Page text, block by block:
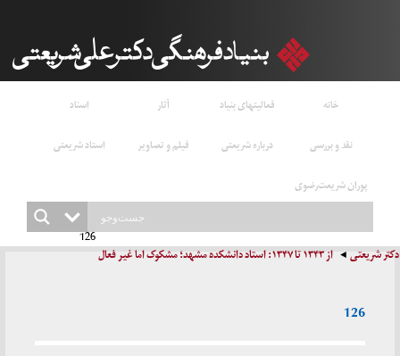
خانه فعالیتهای بنیاد آثار
اسناد
نقد و بررسی
درباره شریعتی فیلم و تصاویر
استاد شریعتی
پوران شریعت‌رضوی
دکتر شریعتی از ۱۳۴۳ تا ۱۳۴۷: استاد دانشکده مشهد؛ مشکوک اما غیر فعال
126
126